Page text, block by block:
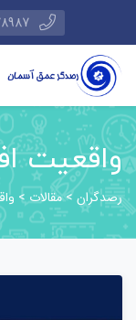
واقعیت
رصدگران>مقالات>